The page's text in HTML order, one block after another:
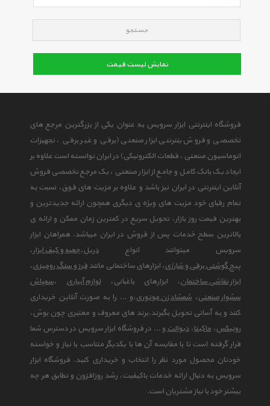
جستجو
نمایش لیست قیمت
فروشگاه اینترنتی ابزار سرویس به عنوان یکی از بزرگترین مرجع های
تخصصی و فروش ینترنتی ابزار صنعتی (برقی و غیر برقی ، تجهیزات
اتوماسیون صنعتی ، قطعات الکترونیکی) در ایران توانسته است علاوه بر
ایجاد یک بانک کامل و جامع از ابزار صنعتی ، یک مرجع تخصصی فروش
آنلاین اینترنتی در ایران نیز باشد و علاوه بر مزیت های فوق، نسبت به
تمام رقبای خود مزیت های ویژه ی دیگری همچون ارائه جدیدترین و
بهترین قیمت روز بازار، تحویل سریع در کمترین زمان ممکن و ارائه ی
بالاترین سطح خدمات پس از فروش در ایران میباشد. همراهان ابزار
سرویس میتوانند انواع دریل،جعبه و کیف ابزار،
پیچ گوشتی برقی و شارژی، ابزارهای ساختمانی مانند فرز و سنگ رومیزی،
ابزار نقاشی ساختمان، ابزارهای باغبانی،لوازم آبیاری ،سمپاش
سشوار صنعتی،شمشاد زن موتوری،و ... را به صورت آنلاین خریداری
کنند و به آسانی تحویل بگیرند.برند های معروف و معتبری چون بوش،
رونیکس،ماکیتا،دیوالتو ... در فروشگاه ابزار سرویس در دسترس شما
قرار گرفته است تا با مقایسه آن ها با یکدیگر متناسب با نیاز و خواسته
خودتان محصول مورد نظر را انتخاب و خریداری کنید. فروشگاه ابزار
سرویس به دنبال ارائه خدمات باکیفیت، رشد روزافزون و تطابق هر چه
بیشتر خود با نیاز مشتریان است.